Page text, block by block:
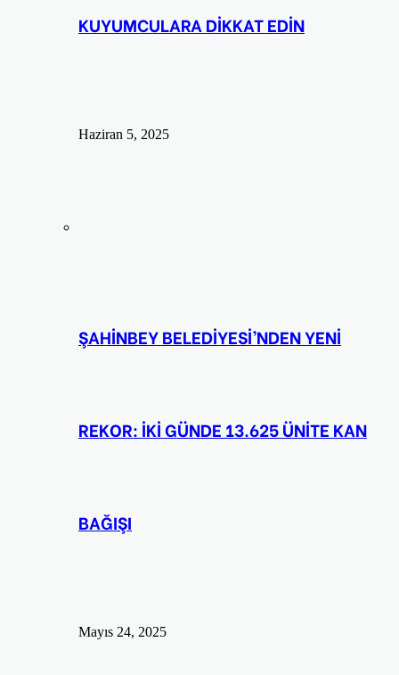
KUYUMCULARA DİKKAT EDİN
Haziran 5, 2025
ŞAHİNBEY BELEDİYESİ’NDEN YENİ
REKOR: İKİ GÜNDE 13.625 ÜNİTE KAN
BAĞIŞI
Mayıs 24, 2025